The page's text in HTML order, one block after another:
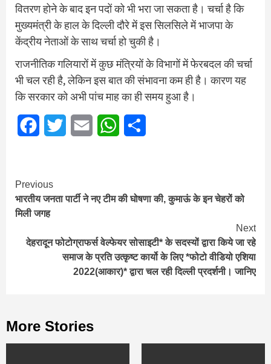
वितरण होने के बाद इन पदों को भी भरा जा सकता है। चर्चा है कि
मुख्यमंत्री के हाल के दिल्ली दौरे में इस सिलसिले में भाजपा के
केंद्रीय नेताओं के साथ चर्चा हो चुकी है।
राजनीतिक गलियारों में कुछ मंत्रियों के विभागों में फेरबदल की चर्चा
भी चल रही है, लेकिन इस बात की संभावना कम ही है। कारण यह
कि सरकार को अभी पांच माह का ही समय हुआ है।
FacebookTwitter Email WhatsApp
Continue
Reading
Previous
भारतीय जनता पार्टी ने नए टीम की घोषणा की, कुमाऊं के इन चेहरों को
म‍िली जगह
Next
देहरादून फोटोग्राफर्स वेल्फेयर सोसाइटी* के सदस्यों द्वारा किये जा रहे
समाज के प्रति उत्कृष्ट कार्यो के लिए *फोटो वीडियो एशिया
2022(आकार)* द्वारा चल रही दिल्ली प्रदर्शनी। जानिए
More Stories